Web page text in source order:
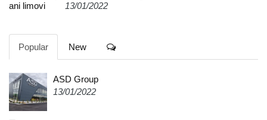
13/01/2022
Popular New
ASD Group
13/01/2022